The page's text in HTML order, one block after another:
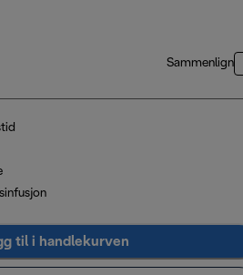
Sammenlign
til i handlekurven